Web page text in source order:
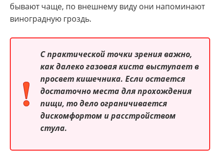
бывают чаще, по внешнему виду они напоминают
виноградную гроздь.
С практической точки зрения важно,
как далеко газовая киста выступает в
просвет кишечника. Если остается
достаточно места для прохождения
пищи, то дело ограничивается
дискомфортом и расстройством
стула.